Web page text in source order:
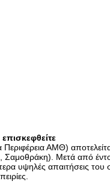
Περιφέρεια ΑΜΘ)
Μετά από
υψηλές απαιτήσεις